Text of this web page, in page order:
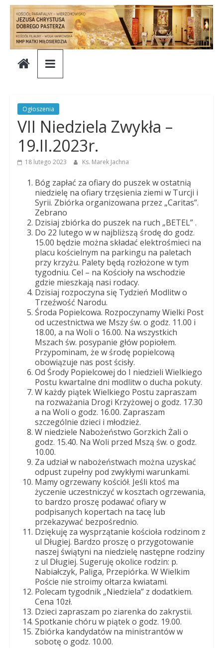
Skip
content
Parafia
Chrystusa
Dobrego
Pasterza
Parafia
Chrystusa
Dobrego
Pasterza
Ogłoszenia
VII Niedziela Zwykła –
19.II.2023r.
18 lutego 2023 Ks. Marek Jachna
Bóg zapłać za ofiary do puszek w ostatnią
niedzielę na ofiary trzęsienia ziemi w Turcji i
Syrii. Zbiórka organizowana przez „Caritas”.
Zebrano
Dzisiaj zbiórka do puszek na ruch „BETEL” .
Do 22 lutego w w najbliższą środę do godz.
15.00 będzie można składać elektrośmieci na
placu kościelnym na parkingu na paletach
przy krzyżu. Palety będą rozłożone w tym
tygodniu. Cel – na Kościoły na wschodzie
gdzie mieszkają nasi rodacy.
Dzisiaj rozpoczyna się Tydzień Modlitw o
Trzeźwość Narodu.
Środa Popielcowa. Rozpoczynamy Wielki Post
od uczestnictwa we Mszy św. o godz. 11.00 i
18.00, a na Woli o 16.00. Na wszystkich
Mszach św. posypanie głów popiołem.
Przypominam, że w środę popielcową
obowiązuje nas post ścisły.
Od Środy Popielcowej do I niedzieli Wielkiego
Postu kwartalne dni modlitw o ducha pokuty.
W każdy piątek Wielkiego Postu zapraszam
na rozważania Drogi Krzyżowej o godz. 17.30
a na Woli o godz. 16.00. Zapraszam
szczególnie dzieci i młodzież.
W niedziele Nabożeństwo Gorzkich Żali o
godz. 15.40. Na Woli przed Mszą św. o godz.
10.00.
Za udział w nabożeństwach można uzyskać
odpust zupełny pod zwykłymi warunkami.
Mamy ogrzewany kościół. Jeśli ktoś ma
życzenie uczestniczyć w kosztach ogrzewania,
to bardzo proszę podawać ofiary w
podpisanych kopertach na tacę lub
przekazywać bezpośrednio.
Dziękuję za wysprzątanie kościoła rodzinom z
ul Długiej. Bardzo proszę o przygotowanie
naszej świątyni na niedzielę następne rodziny
z ul Długiej. Sugeruję okolice rodzin: p.
Nabiałczyk, Paliga, Przepiórka. W Wielkim
Poście nie stroimy ołtarza kwiatami.
Polecam tygodnik „Niedziela” z dodatkiem.
Cena 10zł.
Dzieci zapraszam po ziarenka do zakrystii.
Spotkanie chóru w piątek o godz. 19.00.
Zbiórka kandydatów na ministrantów w
sobotę o godz. 10.00.